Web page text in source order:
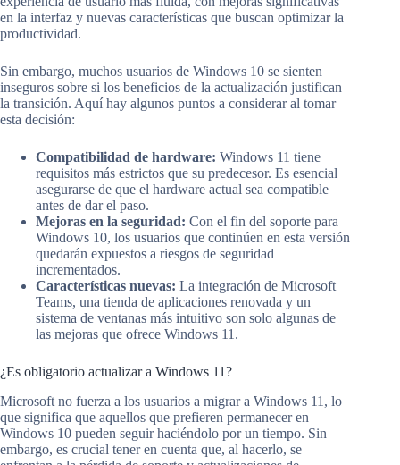
en la interfaz y nuevas características que buscan optimizar la
productividad.
Sin embargo, muchos usuarios de Windows 10 se sienten
inseguros sobre si los beneficios de la actualización justifican
la transición. Aquí hay algunos puntos a considerar al tomar
esta decisión:
Compatibilidad de hardware: Windows 11 tiene
requisitos más estrictos que su predecesor. Es esencial
asegurarse de que el hardware actual sea compatible
antes de dar el paso.
Mejoras en la seguridad: Con el fin del soporte para
Windows 10, los usuarios que continúen en esta versión
quedarán expuestos a riesgos de seguridad
incrementados.
Características nuevas: La integración de Microsoft
Teams, una tienda de aplicaciones renovada y un
sistema de ventanas más intuitivo son solo algunas de
las mejoras que ofrece Windows 11.
¿Es obligatorio actualizar a Windows 11?
Microsoft no fuerza a los usuarios a migrar a Windows 11, lo
que significa que aquellos que prefieren permanecer en
Windows 10 pueden seguir haciéndolo por un tiempo. Sin
embargo, es crucial tener en cuenta que, al hacerlo, se